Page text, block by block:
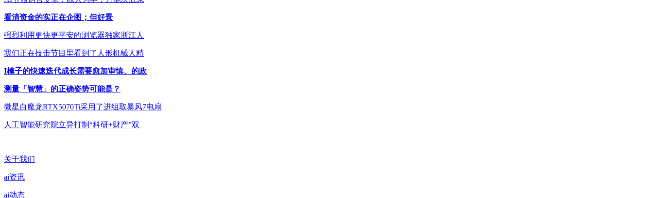
看清资金的实正在企图；但好景
强烈利用更快更平安的浏览器独家浙江人
我们正在技击节目里看到了人形机械人精
I模子的快速迭代成长需要愈加审慎、的政
测量「智慧」的正确姿势可能是？
微星白魔龙RTX5070Ti采用了进组取暴风7电扇
人工智能研究院立异打制“科研+财产”双
关于我们
ai资讯
ai动态